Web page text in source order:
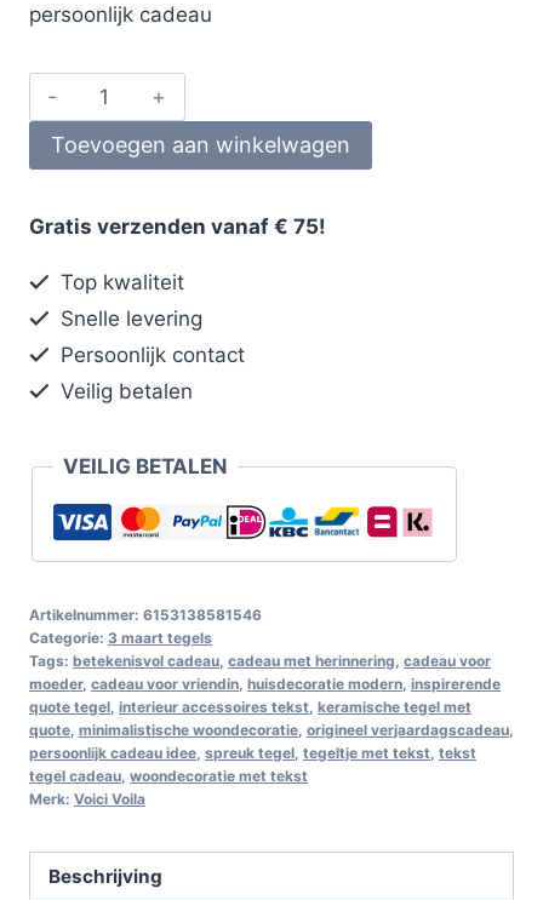
persoonlijk cadeau
Toevoegen aan winkelwagen
Gratis verzenden vanaf € 75!
Top kwaliteit
Snelle levering
Persoonlijk contact
Veilig betalen
VEILIG BETALEN
Artikelnummer: 6153138581546
Categorie: 3 maart tegels
Tags: betekenisvol cadeau cadeau met herinnering cadeau voor
moeder, cadeau voor vriendin huisdecoratie modern inspirerende
quote tegel interieur accessoires tekst keramische tegel met
quote minimalistische woondecoratie origineel verjaardagscadeau
persoonlijk cadeau idee spreuk tegel tegeltje met tekst tekst
tegel cadeau woondecoratie met tekst
Merk: Voici Voila
Beschrijving